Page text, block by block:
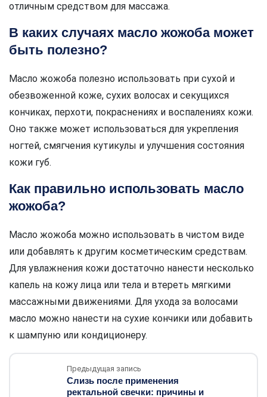
отличным средством для массажа.
В каких случаях масло жожоба может
быть полезно?
Масло жожоба полезно использовать при сухой и
обезвоженной коже, сухих волосах и секущихся
кончиках, перхоти, покраснениях и воспалениях кожи.
Оно также может использоваться для укрепления
ногтей, смягчения кутикулы и улучшения состояния
кожи губ.
Как правильно использовать масло
жожоба?
Масло жожоба можно использовать в чистом виде
или добавлять к другим косметическим средствам.
Для увлажнения кожи достаточно нанести несколько
капель на кожу лица или тела и втереть мягкими
массажными движениями. Для ухода за волосами
масло можно нанести на сухие кончики или добавить
к шампуню или кондиционеру.
Предыдущая запись
Слизь после применения
ректальной свечки: причины и